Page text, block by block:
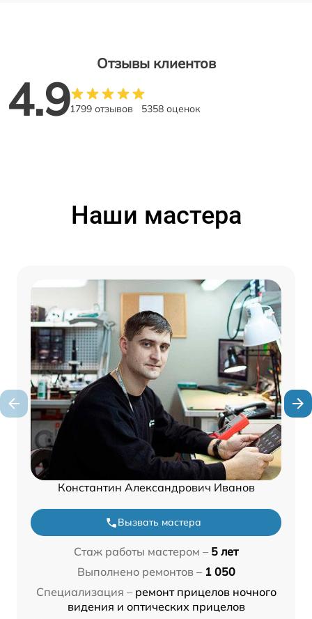
Отзывы клиентов
4.91799 отзывов 5358 оценок
Наши мастера
Константин Александрович Иванов
Вызвать мастера
Стаж работы мастером – 5 лет
Выполнено ремонтов – 1 050
Специализация – ремонт прицелов ночного
видения и оптических прицелов